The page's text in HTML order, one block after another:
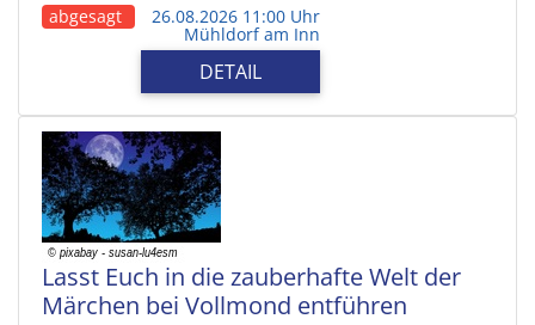
abgesagt 26.08.2026 11:00 Uhr
Mühldorf am Inn
DETAIL
Lasst Euch in die zauberhafte Welt der
Märchen bei Vollmond entführen